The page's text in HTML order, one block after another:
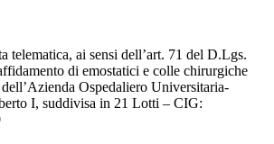
telematica, ai sensi dell’art. 71 del D.Lgs.
di emostatici e colle chirurgiche
dell’Azienda Ospedaliero Universitaria-
I, suddivisa in 21 Lotti – CIG: